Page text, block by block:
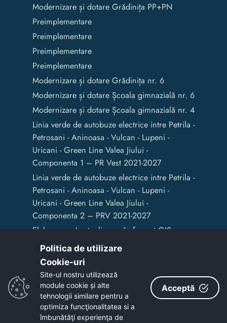
Modernizare și dotare Grădinița PP+PN
Preimplementare
Preimplementare
Preimplementare
Preimplementare
Modernizare și dotare Grădinița nr. 6
Modernizare și dotare Școala gimnazială nr. 6
Modernizare și dotare Școala gimnazială nr. 4
Linia verde de autobuze electrice intre Petrila -
Petrosani - Aninoasa - Vulcan - Lupeni -
Uricani - Green Line Valea Jiului -
Componenta 1 – PR Vest 2021-2027
Linia verde de autobuze electrice intre Petrila -
Petrosani - Aninoasa - Vulcan - Lupeni -
Uricani - Green Line Valea Jiului -
Componenta 2 – PRV 2021-2027
Elaborarea / actualizarea în format GIS a
documentelor de amenajare a teritoriului și
de planificare urbană a Municipiului Vulcan
Copyright © 2020 - Primaria Municipiului Vulcan
Politica de utilizare
Cookie-uri‎
Site-ul nostru utilizează
module cookie și alte
tehnologii similare pentru a
optimiza funcţionalitatea si a
îmbunătăţi experienţa de
Acceptă